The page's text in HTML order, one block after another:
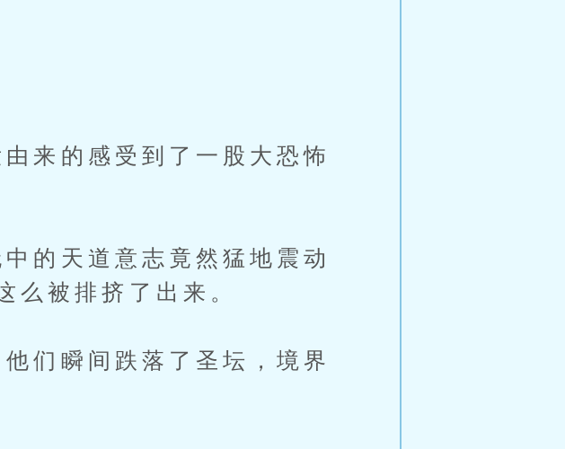
来的感受到了一股大恐怖
的天道意志竟然猛地震动
么被排挤了出来。
们瞬间跌落了圣坛，境界